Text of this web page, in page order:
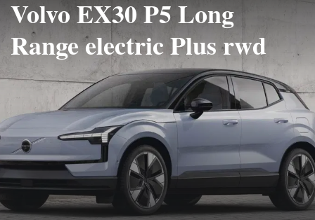
Volvo EX30 P5 Long
Range electric Plus rwd